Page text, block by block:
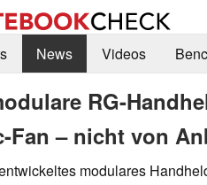
News Videos
RG-
Fan – nicht von
modulares